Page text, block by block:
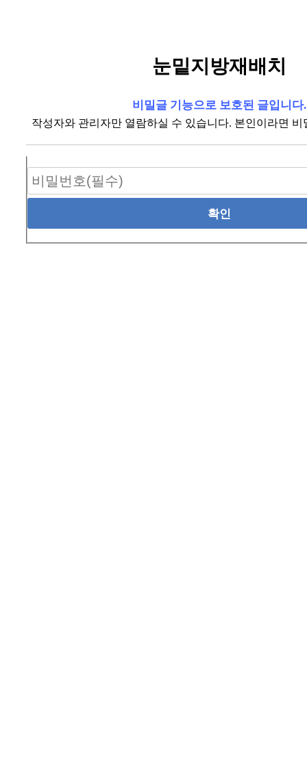
눈밑지방재배치
비밀글 기능으로 보호된 글입니다.
작성자와 관리자만 열람하실 수 있습니다. 본인이라면